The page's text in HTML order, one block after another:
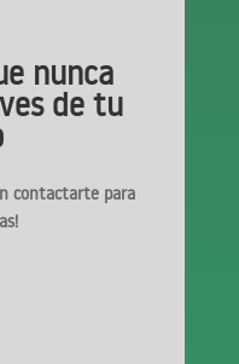
nunca
de tu
contactarte para